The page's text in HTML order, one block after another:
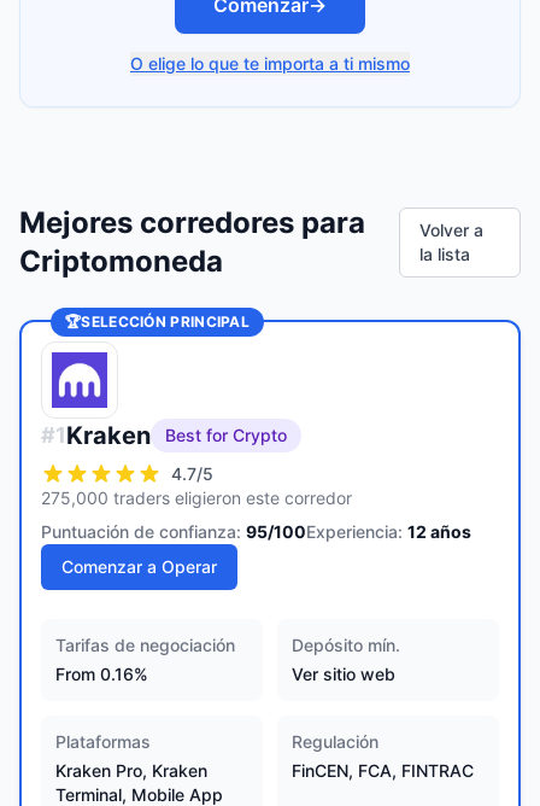
Comenzar→
O elige lo que te importa a ti mismo
Mejores corredores para
Criptomoneda
Volver a
la lista
🏆SELECCIÓN PRINCIPAL
#1Kraken
Best for Crypto
4.7/5
275,000 traders eligieron este corredor
Puntuación de confianza: 95/100Experiencia: 12 años
Comenzar a Operar
Tarifas de negociación
From 0.16%
Depósito mín.
Ver sitio web
Plataformas
Kraken Pro, Kraken
Terminal, Mobile App
Regulación
FinCEN, FCA, FINTRAC